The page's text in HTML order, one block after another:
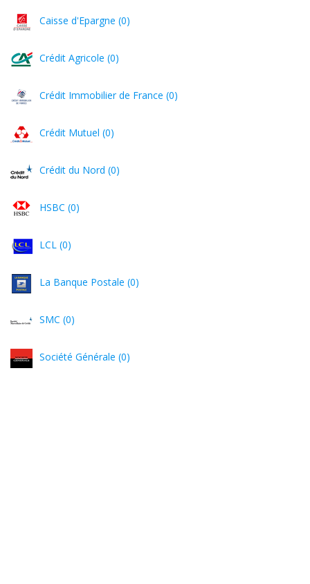
Caisse d'Epargne (0)
Crédit Agricole (0)
Crédit Immobilier de France (0)
Crédit Mutuel (0)
Crédit du Nord (0)
HSBC (0)
LCL (0)
La Banque Postale (0)
SMC (0)
Société Générale (0)